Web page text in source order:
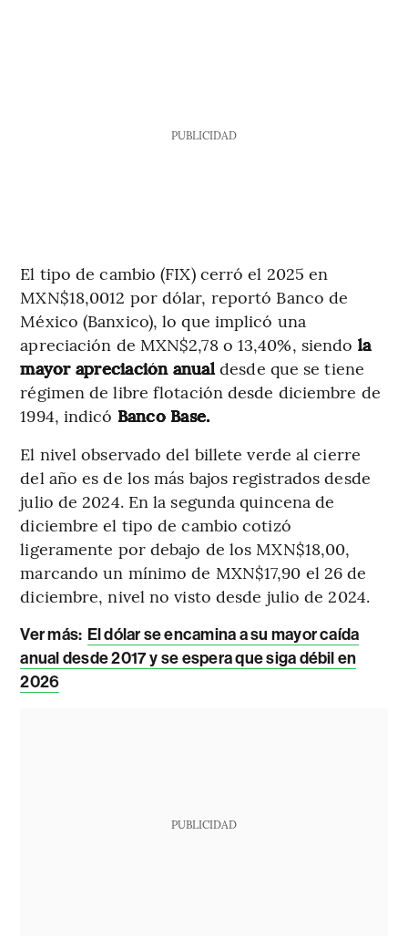
PUBLICIDAD
El tipo de cambio (FIX) cerró el 2025 en
MXN$18,0012 por dólar, reportó Banco de
México (Banxico), lo que implicó una
apreciación de MXN$2,78 o 13,40%, siendo la
mayor apreciación anualdesde que se tiene
régimen de libre flotación desde diciembre de
1994, indicó Banco Base.
El nivel observado del billete verde al cierre
del año es de los más bajos registrados desde
julio de 2024. En la segunda quincena de
diciembre el tipo de cambio cotizó
ligeramente por debajo de los MXN$18,00,
marcando un mínimo de MXN$17,90 el 26 de
diciembre, nivel no visto desde julio de 2024.
Ver más: El dólar se encamina a su mayor caída
anual desde 2017 y se espera que siga débil en
2026
PUBLICIDAD